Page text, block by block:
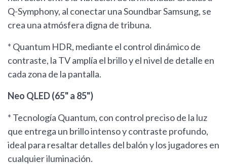
Q-Symphony, al conectar una Soundbar Samsung, se
crea una atmósfera digna de tribuna.
* Quantum HDR, mediante el control dinámico de
contraste, la TV amplía el brillo y el nivel de detalle en
cada zona de la pantalla.
Neo QLED (65" a 85")
* Tecnología Quantum, con control preciso de la luz
que entrega un brillo intenso y contraste profundo,
ideal para resaltar detalles del balón y los jugadores en
cualquier iluminación.